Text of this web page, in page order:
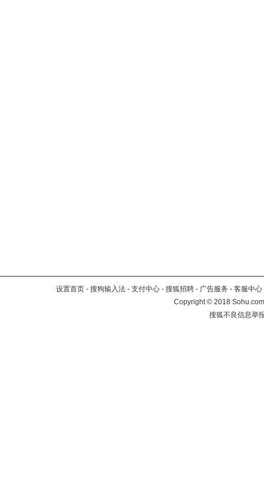
设置首页 - 搜狗输入法 - 支付中心 - 搜狐招聘 - 广告服务 - 客服中心
Copyright©2018
搜狐不良信息举